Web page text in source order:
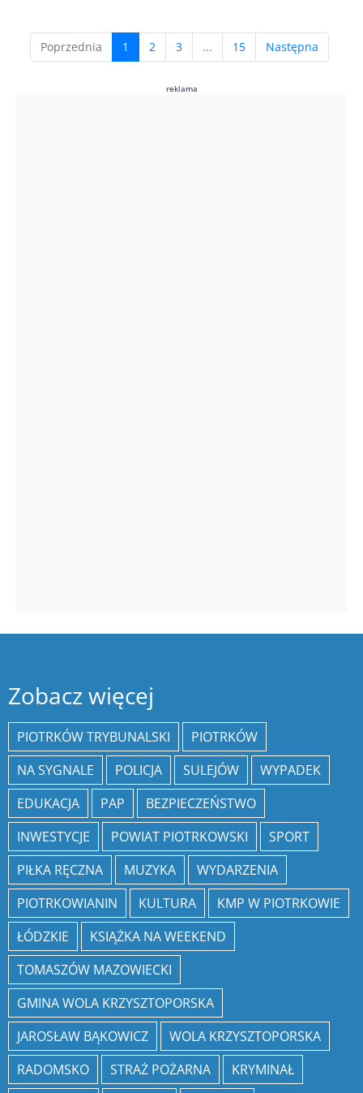
Poprzednia 1 (current)
2 3 ... 15 Następna
reklama
Zobacz więcej
PIOTRKÓW TRYBUNALSKI
PIOTRKÓW
NA SYGNALE
POLICJA SULEJÓW
WYPADEK
EDUKACJA
PAP
BEZPIECZEŃSTWO
INWESTYCJE
POWIAT PIOTRKOWSKI
SPORT
PIŁKA RĘCZNA
MUZYKA
WYDARZENIA
PIOTRKOWIANIN
KULTURA
KMP W PIOTRKOWIE
ŁÓDZKIE
KSIĄŻKA NA WEEKEND
TOMASZÓW MAZOWIECKI
GMINA WOLA KRZYSZTOPORSKA
JAROSŁAW BĄKOWICZ
WOLA KRZYSZTOPORSKA
RADOMSKO
STRAŻ POŻARNA
KRYMINAŁ